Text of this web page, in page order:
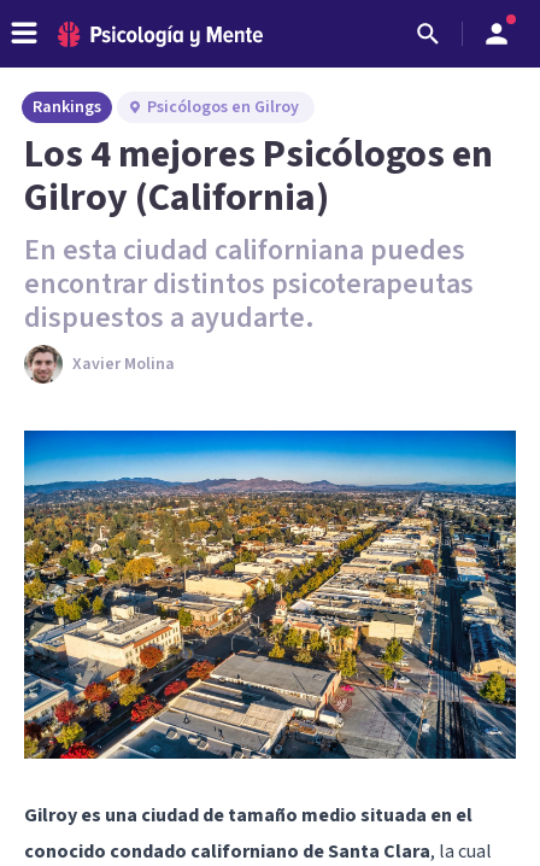
Rankings Psicólogos en Gilroy
Los 4 mejores Psicólogos en
Gilroy (California)
En esta ciudad californiana puedes
encontrar distintos psicoterapeutas
dispuestos a ayudarte.
Xavier Molina
Gilroy es una ciudad de tamaño medio situada en el
conocido condado californiano de Santa Clara, la cual